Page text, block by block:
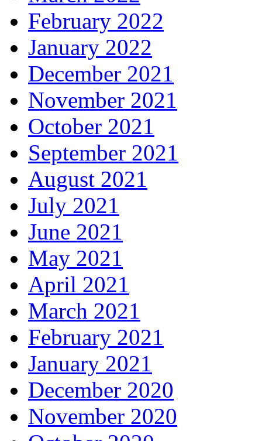
February 2022
January 2022
December 2021
November 2021
October 2021
September 2021
August 2021
July 2021
June 2021
May 2021
April 2021
March 2021
February 2021
January 2021
December 2020
November 2020